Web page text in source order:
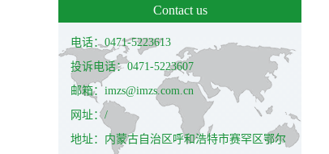
Contact us
电话：0471-5223613
投诉电话：0471-5223607
邮箱：imzs@imzs.com.cn
网址：/
地址：内蒙古自治区呼和浩特市赛罕区鄂尔